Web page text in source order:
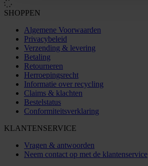
SHOPPEN
Algemene Voorwaarden
Privacybeleid
Verzending & levering
Betaling
Retourneren
Herroepingsrecht
Informatie over recycling
Claims & klachten
Bestelstatus
Conformiteitsverklaring
KLANTENSERVICE
Vragen & antwoorden
Neem contact op met de klantenservice